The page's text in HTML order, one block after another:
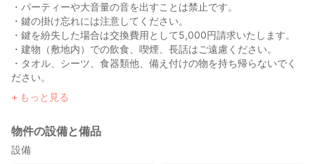
・パーティーや大音量の音を出すことは禁止です。
・鍵の掛け忘れには注意してください。
・鍵を紛失した場合は交換費用として5,000円請求いたします。
・建物（敷地内）での飲食、喫煙、長話はご遠慮ください。
・タオル、シーツ、食器類他、備え付けの物を持ち帰らないでく
ださい。
・チェックアウト後の忘れ物等は一週間保管しますがその後 連
絡 なき場合は当方にて処分させて頂きます。ご了承下さい。
慮 ください。
もっと見る
物件の設備と備品
設備